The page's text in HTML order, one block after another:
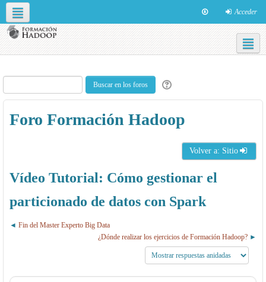
Acceder
Español - Internacional ‎(es)‎
Foro Formación Hadoop
Volver a: Sitio
Vídeo Tutorial: Cómo gestionar el
particionado de datos con Spark
Fin del Master Experto Big Data
¿Dónde realizar los ejercicios de Formación Hadoop?